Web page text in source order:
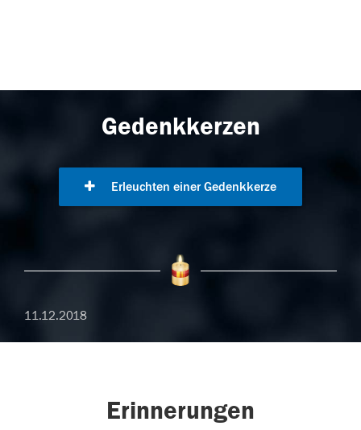
Gedenkkerzen
Erleuchten einer Gedenkkerze
11.12.2018
Erinnerungen